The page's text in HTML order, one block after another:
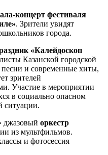
концерт фестиваля
. Зрители увидят
города.
«Калейдоскоп
Казанской городской
и современные хиты,
зрителей
Участие в мероприятии
в социально опасном
ситуации.
джазовый оркестр
из мультфильмов.
и фотосессия